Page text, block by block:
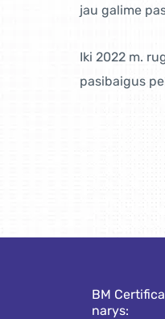
jau galime
Iki 2022 m.
pasibaigus
BM
narys: